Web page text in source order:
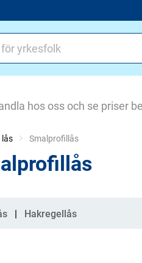
hos oss och se priser
lås Current:
Smalprofillås
Hakregellås